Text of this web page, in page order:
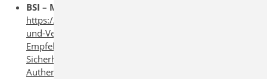
BSI – Mehr-Faktor-Authentisierung:
https://www.bsi.bund.de/DE/Themen/Verbraucherinnen-
und-Verbraucher/Informationen-und-
Empfehlungen/Cyber-
Sicherheitsempfehlungen/Accountschutz/Zwei-Faktor-
Authentisierung/zwei-faktor-authentisierung_node.html